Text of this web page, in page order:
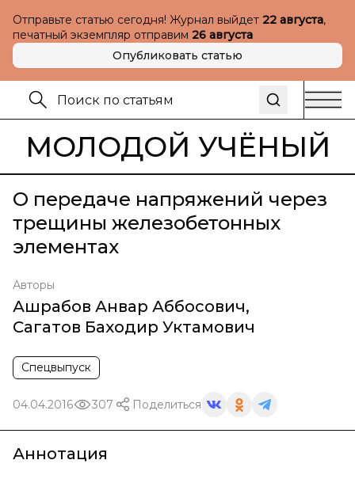
Отправьте статью сегодня! Журнал выйдет 22 августа,
печатный экземпляр отправим 26 августа
Опубликовать статью
МОЛОДОЙ УЧЁНЫЙ
О передаче напряжений через
трещины железобетонных
элементах
Авторы
Ашрабов Анвар Аббосович,
Сагатов Баходир Уктамович
Спецвыпуск
04.04.2016 307 Поделиться
Аннотация